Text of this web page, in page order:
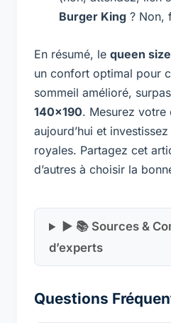
Burger King ? Non,
En résumé, le queen
un confort optimal pour
sommeil amélioré,
140×190. Mesurez votre
aujourd’hui et
royales. Partagez cet
d’autres à choisir la
▶ 📚 Sources &
d’experts
Questions